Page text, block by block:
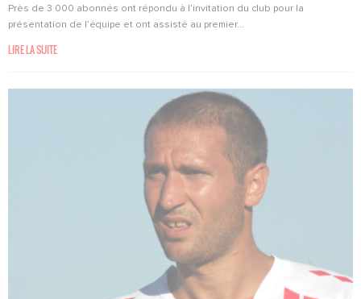
Près de 3 000 abonnés ont répondu à l’invitation du club pour la
présentation de l’équipe et ont assisté au premier...
LIRE LA SUITE